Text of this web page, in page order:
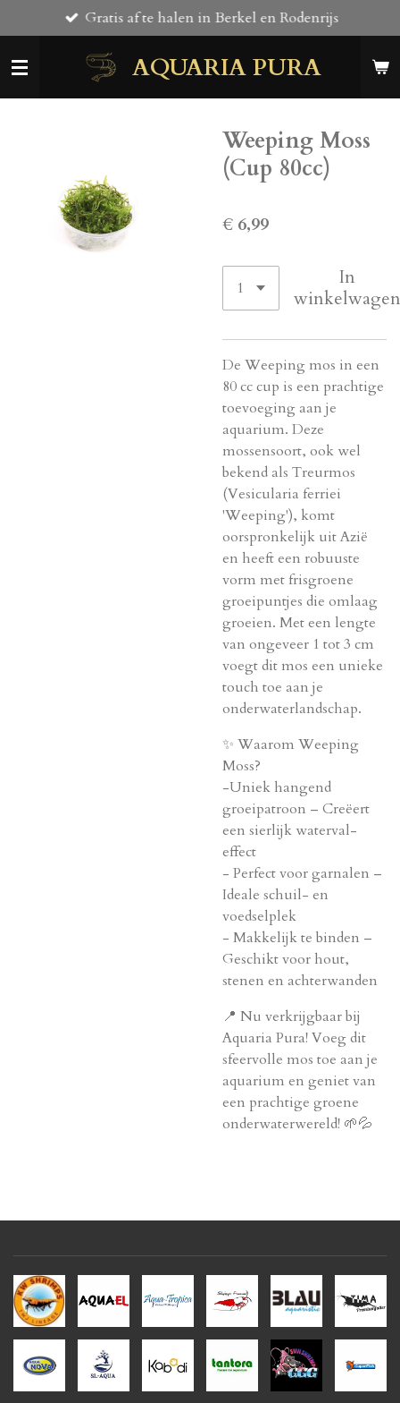
direct
naar
AQUARIA PURA
Gratis af te halen in Berkel en Rodenrijs
Weeping Moss
(Cup 80cc)
€ 6,99
In
winkelwagen
De Weeping mos in een
80 cc cup is een prachtige
toevoeging aan je
aquarium. Deze
mossensoort, ook wel
bekend als Treurmos
(Vesicularia ferriei
'Weeping'), komt
oorspronkelijk uit Azië
en heeft een robuuste
vorm met frisgroene
groeipuntjes die omlaag
groeien. Met een lengte
van ongeveer 1 tot 3 cm
voegt dit mos een unieke
touch toe aan je
onderwaterlandschap.
✨ Waarom Weeping
Moss?
-Uniek hangend
groeipatroon – Creëert
een sierlijk waterval-
effect
- Perfect voor garnalen –
Ideale schuil- en
voedselplek
- Makkelijk te binden –
Geschikt voor hout,
stenen en achterwanden
📍 Nu verkrijgbaar bij
Aquaria Pura! Voeg dit
sfeervolle mos toe aan je
aquarium en geniet van
een prachtige groene
onderwaterwereld! 🌱💦